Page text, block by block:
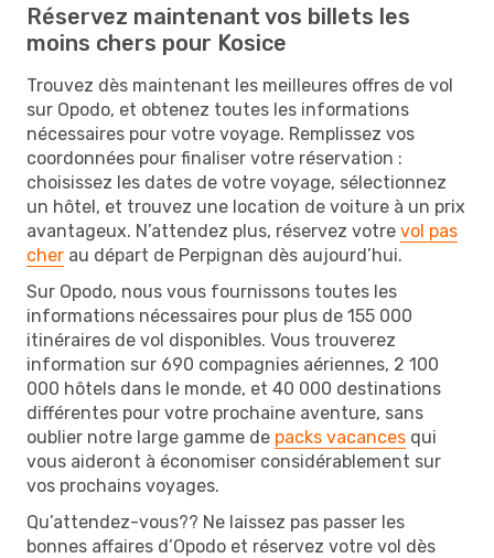
Réservez maintenant vos billets les
moins chers pour Kosice
Trouvez dès maintenant les meilleures offres de vol
sur Opodo, et obtenez toutes les informations
nécessaires pour votre voyage. Remplissez vos
coordonnées pour finaliser votre réservation :
choisissez les dates de votre voyage, sélectionnez
un hôtel, et trouvez une location de voiture à un prix
avantageux. N’attendez plus, réservez votre vol pas
cher au départ de Perpignan dès aujourd’hui.
Sur Opodo, nous vous fournissons toutes les
informations nécessaires pour plus de 155 000
itinéraires de vol disponibles. Vous trouverez
information sur 690 compagnies aériennes, 2 100
000 hôtels dans le monde, et 40 000 destinations
différentes pour votre prochaine aventure, sans
oublier notre large gamme de packs vacances qui
vous aideront à économiser considérablement sur
vos prochains voyages.
Qu’attendez-vous?? Ne laissez pas passer les
bonnes affaires d’Opodo et réservez votre vol dès